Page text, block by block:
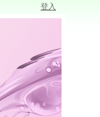
登入